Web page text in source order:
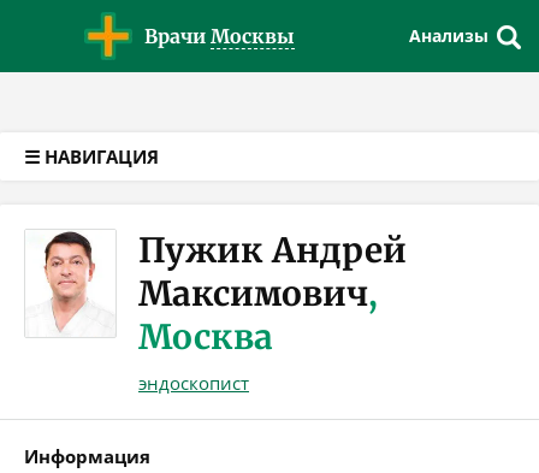
Врачи Москвы Анализы
☰ НАВИГАЦИЯ
Пужик Андрей
Максимович,
Москва
эндоскопист
Информация